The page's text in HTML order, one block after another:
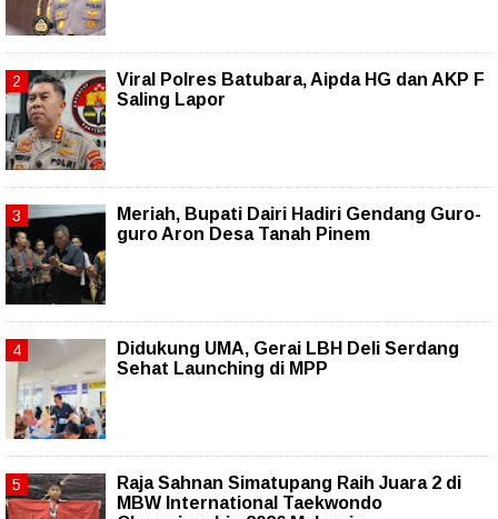
Viral Polres Batubara, Aipda HG dan AKP F
Saling Lapor
Meriah, Bupati Dairi Hadiri Gendang Guro-
guro Aron Desa Tanah Pinem
Didukung UMA, Gerai LBH Deli Serdang
Sehat Launching di MPP
Raja Sahnan Simatupang Raih Juara 2 di
MBW International Taekwondo